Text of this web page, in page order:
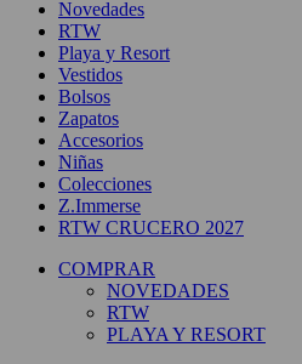
Novedades
RTW
Playa y Resort
Vestidos
Bolsos
Zapatos
Accesorios
Niñas
Colecciones
Z.Immerse
RTW CRUCERO 2027
COMPRAR
NOVEDADES
RTW
PLAYA Y RESORT